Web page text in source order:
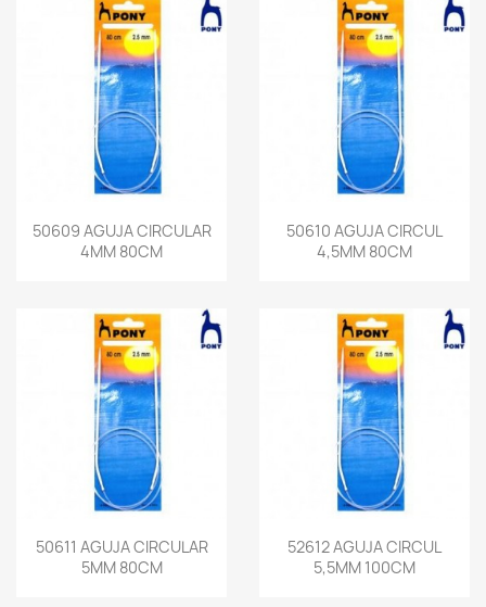
50609 AGUJA CIRCULAR
4MM 80CM
50610 AGUJA CIRCUL
4,5MM 80CM
50611 AGUJA CIRCULAR
5MM 80CM
52612 AGUJA CIRCUL
5,5MM 100CM